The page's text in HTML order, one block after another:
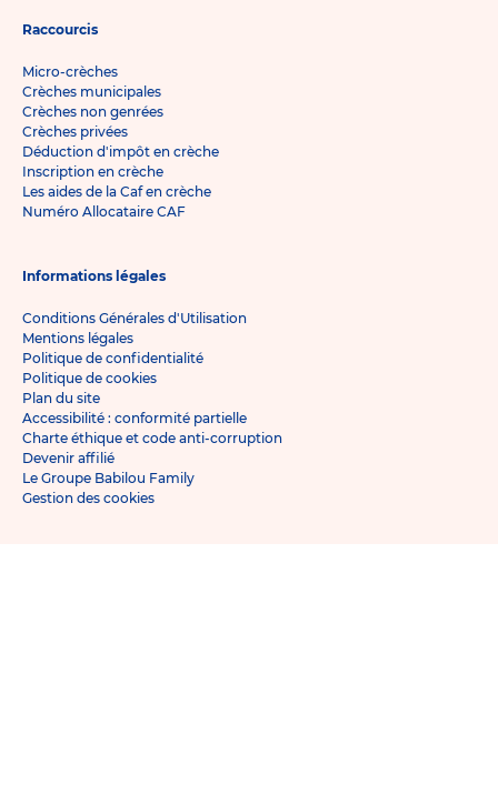
Raccourcis
Micro-crèches
Crèches municipales
Crèches non genrées
Crèches privées
Déduction d'impôt en crèche
Inscription en crèche
Les aides de la Caf en crèche
Numéro Allocataire CAF
Informations légales
Conditions Générales d'Utilisation
Mentions légales
Politique de confidentialité
Politique de cookies
Plan du site
Accessibilité : conformité partielle
Charte éthique et code anti-corruption
Devenir affilié
Le Groupe Babilou Family
Gestion des cookies